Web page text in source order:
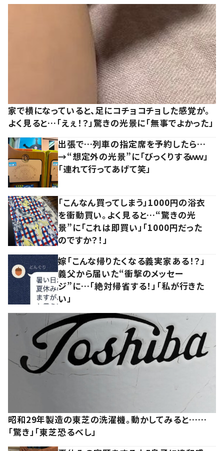
家で横になっていると、足にコチョコチョした感覚が。
よく見ると…「えぇ！？」驚きの光景に「無事でよかった」
出張で…列車の指定席を予約したら…
→“想定外の光景”に「びっくりするｗｗ」
「連れて行ってあげて笑」
「こんなん買ってしまう」1000円の浴衣
を衝動買い。よく見ると…“驚きの光
景”に「これは即買い」「1000円だった
のですか？！」
嫁「こんな帰りたくなる義実家ある！？」
義父から届いた“衝撃のメッセー
ジ”に…「絶対帰省する！」「私が行きた
い」
昭和29年製造の東芝の洗濯機。動かしてみると……
「驚き」「東芝恐るべし」